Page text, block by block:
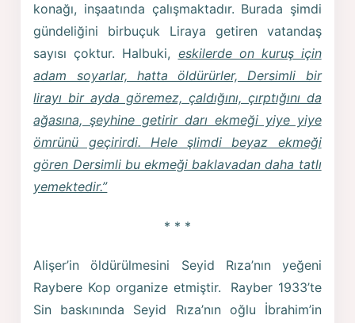
konağı, inşaatında çalışmaktadır. Burada şimdi
gündeliğini birbuçuk Liraya getiren vatandaş
sayısı çoktur. Halbuki, eskilerde on kuruş için
adam soyarlar, hatta öldürürler, Dersimli bir
lirayı bir ayda göremez, çaldığını, çırptığını da
ağasına, şeyhine getirir darı ekmeği yiye yiye
ömrünü geçirirdi. Hele şlimdi beyaz ekmeği
gören Dersimli bu ekmeği baklavadan daha tatlı
yemektedir.”
* * *
Alişer’in öldürülmesini Seyid Rıza’nın yeğeni
Raybere Kop organize etmiştir. Rayber 1933’te
Sin baskınında Seyid Rıza’nın oğlu İbrahim’in